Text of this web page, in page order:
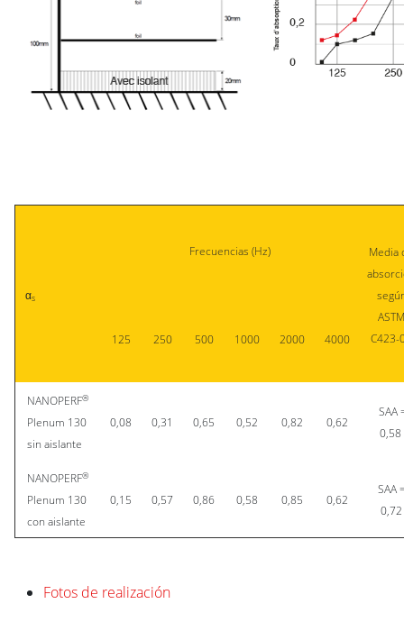
αs
Frecuencias (Hz)
Media
ASTM
C423-
125 250 500 1000 2000 4000
NANOPERF®
Plenum 130
sin aislante
0,08 0,31 0,65 0,52 0,82 0,62
SAA
0,58
NANOPERF®
Plenum 130
con aislante
0,15 0,57 0,86 0,58 0,85 0,62
SAA
0,72
Fotos de realización